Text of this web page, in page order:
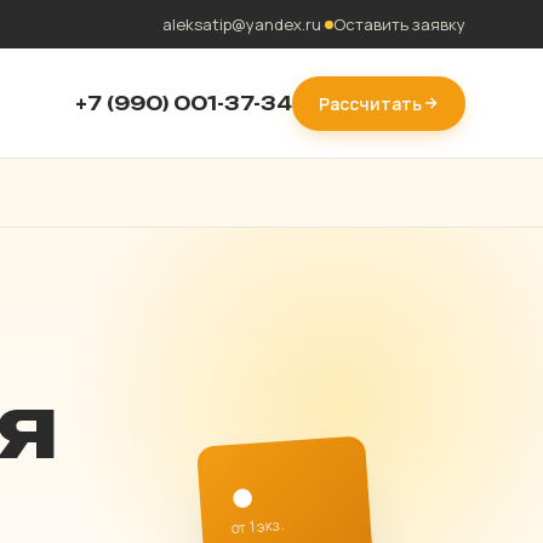
aleksatip@yandex.ru· Оставить заявку
+7 (990) 001-37-34 Рассчитать
●
от 1 экз.